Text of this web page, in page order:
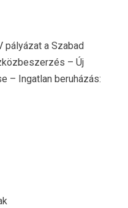
pályázat a Szabad
– Új
– Ingatlan beruházás: